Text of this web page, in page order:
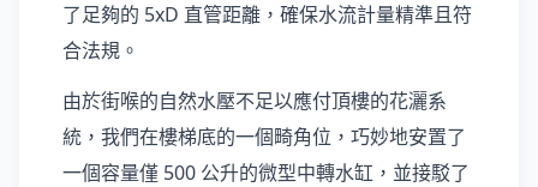
了足夠的 5xD 直管距離，確保水流計量精準且符
合法規。
由於街喉的自然水壓不足以應付頂樓的花灑系
統，我們在樓梯底的一個畸角位，巧妙地安置了
一個容量僅 500 公升的微型中轉水缸，並接駁了